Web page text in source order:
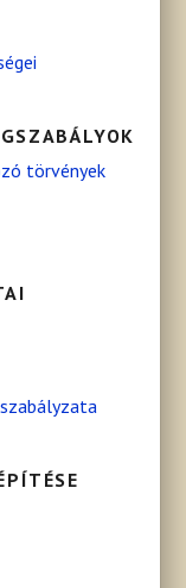
törvények